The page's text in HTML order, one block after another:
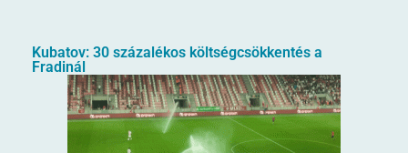
Kubatov: 30 százalékos költségcsökkentés a
Fradinál